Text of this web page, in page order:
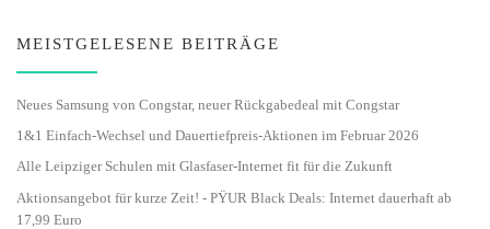
MEISTGELESENE BEITRÄGE
Neues Samsung von Congstar, neuer Rückgabedeal mit Congstar
1&1 Einfach-Wechsel und Dauertiefpreis-Aktionen im Februar 2026
Alle Leipziger Schulen mit Glasfaser-Internet fit für die Zukunft
Aktionsangebot für kurze Zeit! - PŸUR Black Deals: Internet dauerhaft ab
17,99 Euro